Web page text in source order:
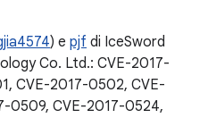
) e pjf di IceSword
Co. Ltd.: CVE-2017-
CVE-2017-0502, CVE-
0509, CVE-2017-0524,